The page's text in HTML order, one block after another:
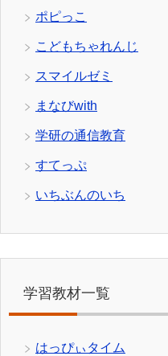
ポピっこ
こどもちゃれんじ
スマイルゼミ
まなびwith
学研の通信教育
すてっぷ
いちぶんのいち
学習教材一覧
はっぴぃタイム